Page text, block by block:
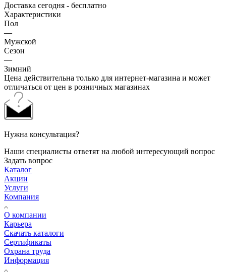
Доставка сегодня - бесплатно
Характеристики
Пол
—
Мужской
Сезон
—
Зимний
Цена действительна только для интернет-магазина и может
отличаться от цен в розничных магазинах
Нужна консультация?
Наши специалисты ответят на любой интересующий вопрос
Задать вопрос
Каталог
Акции
Услуги
Компания
О компании
Карьера
Cкачать каталоги
Сертификаты
Охрана труда
Информация